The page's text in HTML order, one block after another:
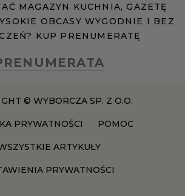
MAGAZYN KUCHNIA, GAZETĘ
OBCASY WYGODNIE I BEZ
KUP PRENUMERATĘ
© WYBORCZA SP. Z O.O.
PRYWATNOŚCI POMOC
ARTYKUŁY
PRYWATNOŚCI